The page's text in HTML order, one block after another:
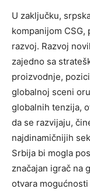
U zaključku,
kompanijom CSG,
razvoj. Razvoj
zajedno sa
proizvodnje,
globalnoj sceni
globalnih tenzija,
da se razvijaju,
najdinamičnijih
Srbija bi mogla
značajan igrač na
otvara